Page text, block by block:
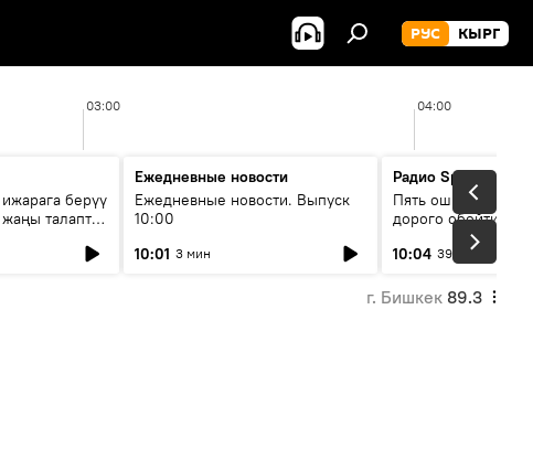
РУС КЫРГ
03:00 04:00
берүү
талаптар
Ежедневные новости
Ежедневные новости. Выпуск
10:00
10:01 3 мин
Радио Sputnik
Пять ошибок
дорого обойтись
10:04 39 мин
г. Бишкек 89.3